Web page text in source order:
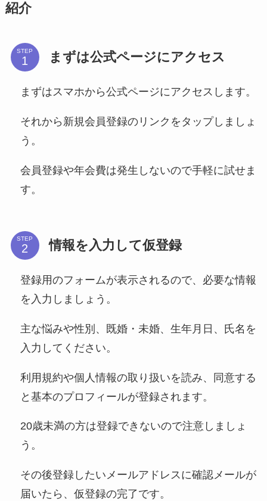
紹介
STEP まずは公式ページにアクセス
まずはスマホから公式ページにアクセスします。
それから新規会員登録のリンクをタップしましょ
う。
会員登録や年会費は発生しないので手軽に試せま
す。
STEP 情報を入力して仮登録
登録用のフォームが表示されるので、必要な情報
を入力しましょう。
主な悩みや性別、既婚・未婚、生年月日、氏名を
入力してください。
利用規約や個人情報の取り扱いを読み、同意する
と基本のプロフィールが登録されます。
20歳未満の方は登録できないので注意しましょ
う。
その後登録したいメールアドレスに確認メールが
届いたら、仮登録の完了です。